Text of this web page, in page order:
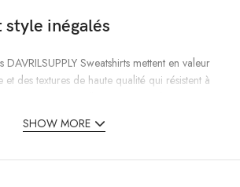
style inégalés
Sweatshirts mettent en valeur
et des textures de haute qualité qui résistent à
que vous vous détendiez avec des compagnons,
leur forme, leur couleur et leur qualité
SHOW MORE